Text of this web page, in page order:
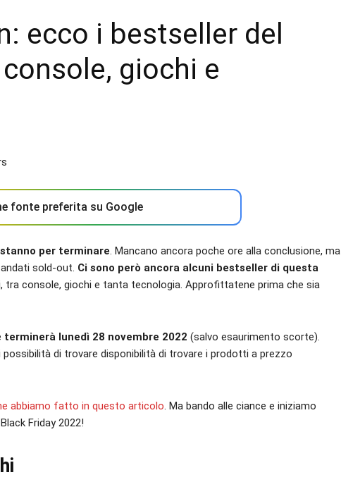
ecco i bestseller del
giochi e
fonte preferita su Google
per terminare. Mancano ancora poche ore alla conclusione, ma
sold-out. Ci sono però ancora alcuni bestseller di questa
, tra console, giochi e tanta tecnologia. Approfittatene prima che sia
terminerà lunedì 28 novembre 2022 (salvo esaurimento scorte).
possibilità di trovare disponibilità di trovare i prodotti a prezzo
abbiamo fatto in questo articolo. Ma bando alle ciance e iniziamo
Friday 2022!